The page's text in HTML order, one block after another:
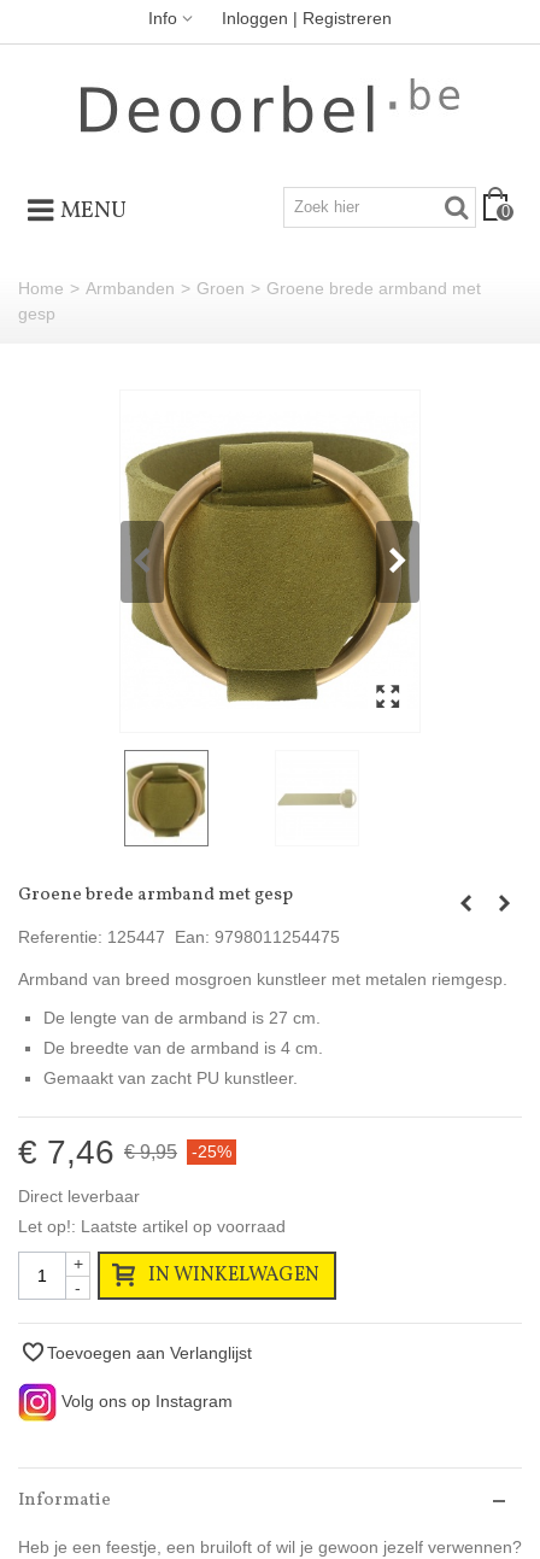
Info Inloggen | Registreren
MENU 0
Home > Armbanden > Groen > Groene brede armband met
gesp
Groene brede armband met gesp
Referentie: 125447 Ean: 9798011254475
Armband van breed mosgroen kunstleer met metalen riemgesp.
De lengte van de armband is 27 cm.
De breedte van de armband is 4 cm.
Gemaakt van zacht PU kunstleer.
€ 7,46 € 9,95 -25%
Direct leverbaar
Let op!: Laatste artikel op voorraad
-
+ IN WINKELWAGEN
Toevoegen aan Verlanglijst
Volg ons op Instagram
Informatie
Heb je een feestje, een bruiloft of wil je gewoon jezelf verwennen?